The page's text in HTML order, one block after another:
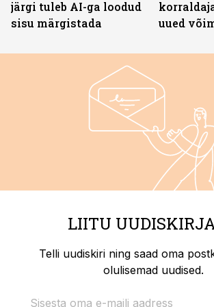
järgi tuleb AI-ga loodud
sisu märgistada
uued
LIITU
Telli uudiskiri ning saad oma
olulisemad uudised.